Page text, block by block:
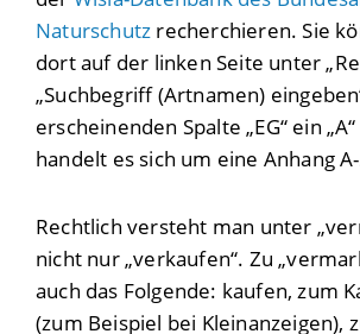
Naturschutz recherchieren. Sie
dort auf der linken Seite unter
„Suchbegriff (Artnamen)
erscheinenden Spalte „EG“ ein
handelt es sich um eine Anhang
Rechtlich versteht man unter
nicht nur „verkaufen“. Zu
auch das Folgende: kaufen, zum
(zum Beispiel bei Kleinanzeigen),